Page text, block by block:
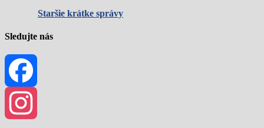
Staršie krátke správy
Sledujte nás
Facebook